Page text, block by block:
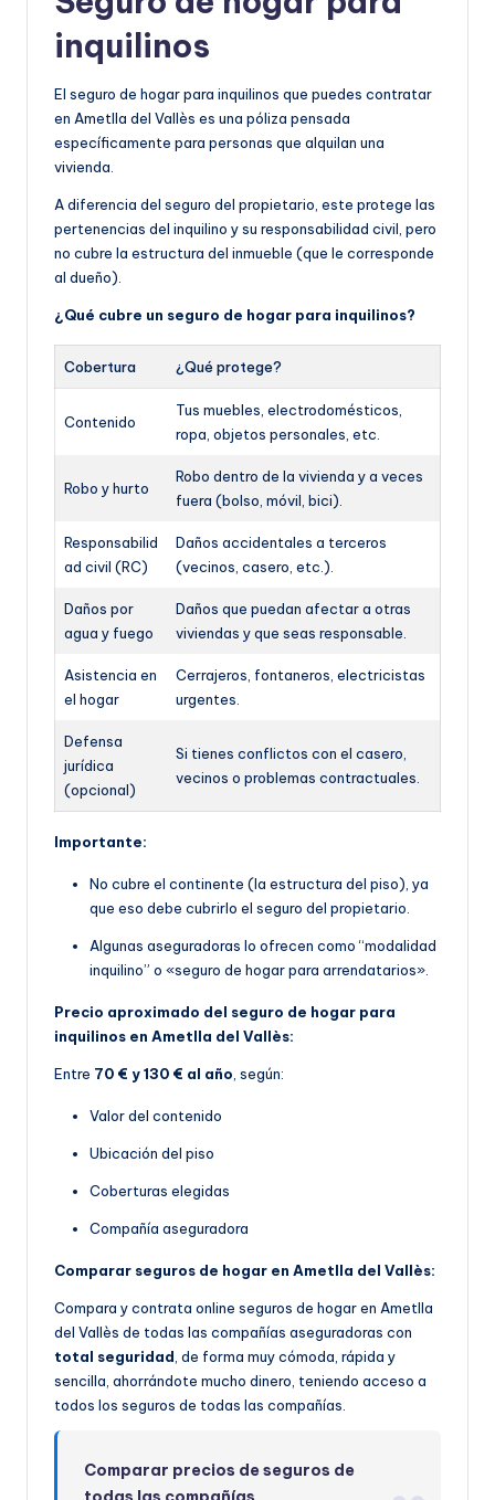
inquilinos
El seguro de hogar para inquilinos que puedes contratar
en Ametlla del Vallès es una póliza pensada
específicamente para personas que alquilan una
vivienda.
A diferencia del seguro del propietario, este protege las
pertenencias del inquilino y su responsabilidad civil, pero
no cubre la estructura del inmueble (que le corresponde
al dueño).
¿Qué cubre un seguro de hogar para inquilinos?
Cobertura ¿Qué protege?
Contenido
Tus muebles, electrodomésticos,
ropa, objetos personales, etc.
Robo y hurto
Robo dentro de la vivienda y a veces
fuera (bolso, móvil, bici).
Responsabilid
ad civil (RC)
Daños accidentales a terceros
(vecinos, casero, etc.).
Daños por
agua y fuego
Daños que puedan afectar a otras
viviendas y que seas responsable.
Asistencia en
el hogar
Cerrajeros, fontaneros, electricistas
urgentes.
Defensa
jurídica
(opcional)
Si tienes conflictos con el casero,
vecinos o problemas contractuales.
Importante:
No cubre el continente (la estructura del piso), ya
que eso debe cubrirlo el seguro del propietario.
Algunas aseguradoras lo ofrecen como “modalidad
inquilino” o «seguro de hogar para arrendatarios».
Precio aproximado del seguro de hogar para
inquilinos en Ametlla del Vallès:
Entre 70 € y 130 € al año, según:
Valor del contenido
Ubicación del piso
Coberturas elegidas
Compañía aseguradora
Comparar seguros de hogar en Ametlla del Vallès:
Compara y contrata online seguros de hogar en Ametlla
del Vallès de todas las compañías aseguradoras con
total seguridad, de forma muy cómoda, rápida y
sencilla, ahorrándote mucho dinero, teniendo acceso a
todos los seguros de todas las compañías.
Comparar precios de seguros de